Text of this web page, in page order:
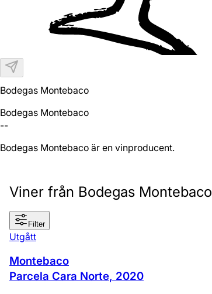
Bodegas Montebaco
Bodegas Montebaco
--
Bodegas Montebaco är en vinproducent.
Viner från Bodegas Montebaco
Filter
Utgått
Montebaco
Parcela Cara Norte, 2020